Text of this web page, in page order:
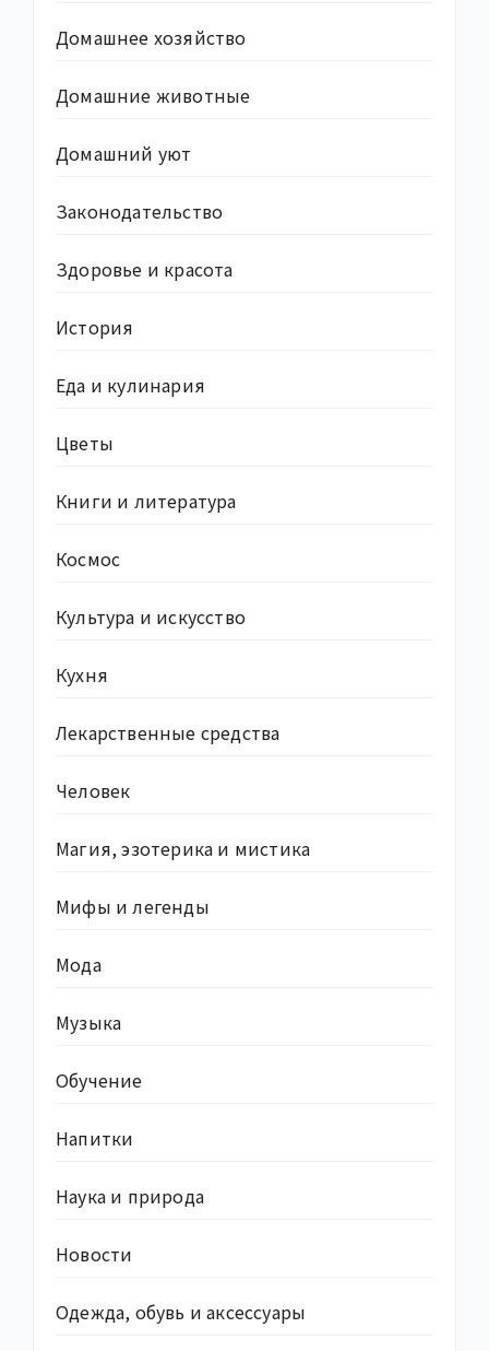
Домашнее хозяйство
Домашние животные
Домашний уют
Законодательство
Здоровье и красота
История
Еда и кулинария
Цветы
Книги и литература
Космос
Культура и искусство
Кухня
Лекарственные средства
Человек
Магия, эзотерика и мистика
Мифы и легенды
Мода
Музыка
Обучение
Напитки
Наука и природа
Новости
Одежда, обувь и аксессуары